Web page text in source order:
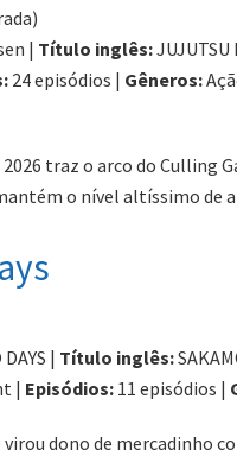
| Título inglês:JUJUTSU
24 episódios | Gêneros:
traz o arco do Culling
o nível altíssimo
| Título inglês:
| Episódios: 11 episódios |
virou dono de mercadinho